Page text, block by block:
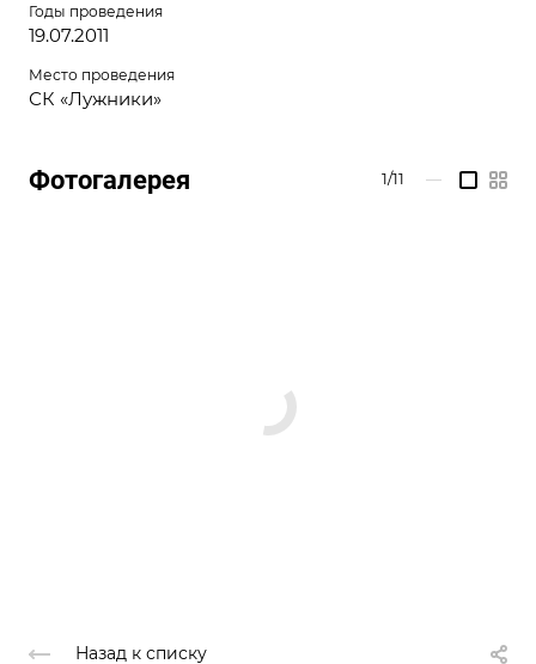
Годы проведения
19.07.2011
Место проведения
СК «Лужники»
Фотогалерея 1/11 —
Назад к списку